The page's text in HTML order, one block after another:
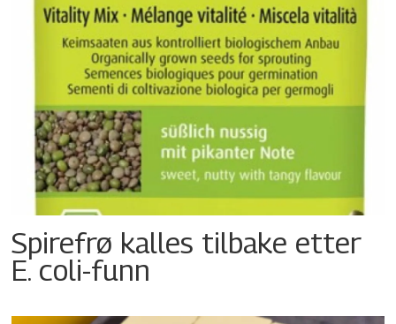
Spirefrø kalles tilbake etter
E. coli-funn